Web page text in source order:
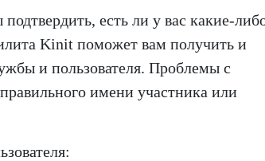
есть ли у вас какие-
Kinit поможет вам получить и
и пользователя. Проблемы с
имени участника или